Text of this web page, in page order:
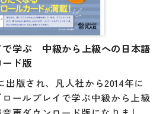
ついて
学ぶ 中級から上級への日本語
ド版
出版され、凡人社から2014年に
ールプレイで学ぶ中級から上級